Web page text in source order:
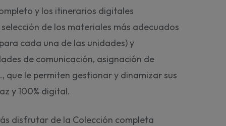
y los itinerarios digitales
de los materiales más adecuados
cada una de las unidades) y
de comunicación, asignación de
que le permiten gestionar y dinamizar sus
y 100% digital.
disfrutar de la Colección completa